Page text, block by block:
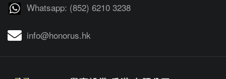
Whatsapp: (852) 6210 3238
info@honorus.hk